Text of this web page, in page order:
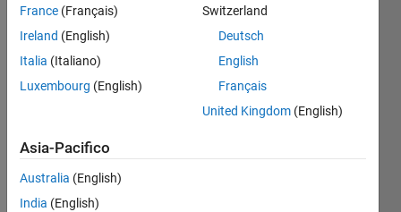
multiplication
,x*x,
two
matrixes
element
wise
multiplication
,x.*x.
France (Français)
Ireland (English)
Italia (Italiano)
Luxembourg (English)
Switzerland
Deutsch
English
Français
United Kingdom (English)
Asia-Pacifico
Australia (English)
India (English)